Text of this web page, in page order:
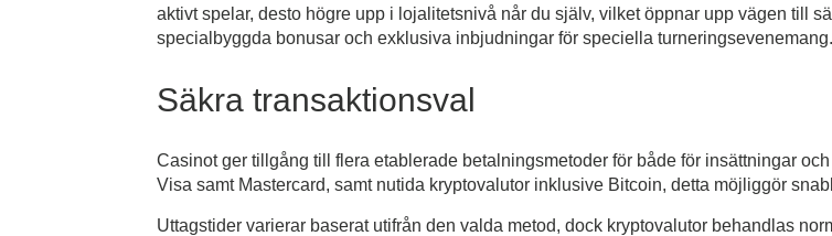
aktivt spelar, desto högre upp i lojalitetsnivå når du själv, vilket öppnar upp vägen till
specialbyggda bonusar och exklusiva inbjudningar för speciella turneringsevenemang.
Säkra transaktionsval
Casinot ger tillgång till flera etablerade betalningsmetoder för både för insättningar
Visa samt Mastercard, samt nutida kryptovalutor inklusive Bitcoin, detta möjliggör
Uttagstider varierar baserat utifrån den valda metod, dock kryptovalutor behandlas